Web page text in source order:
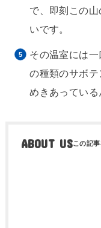
で、即刻この
いです。
その温室には
の種類のサボ
めきあっている
ABOUT US